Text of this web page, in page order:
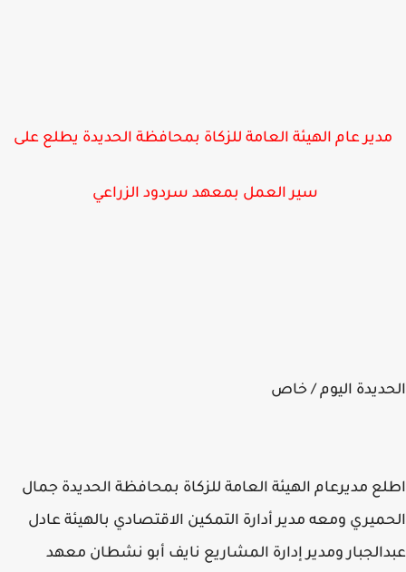
عام الهيئة العامة للزكاة بمحافظة الحديدة يطلع على
سير العمل بمعهد سردود الزراعي
اليوم / خاص
مديرعام الهيئة العامة للزكاة بمحافظة الحديدة جمال
ومعه مدير أدارة التمكين الاقتصادي بالهيئة عادل
ومدير إدارة المشاريع نايف أبو نشطان معهد